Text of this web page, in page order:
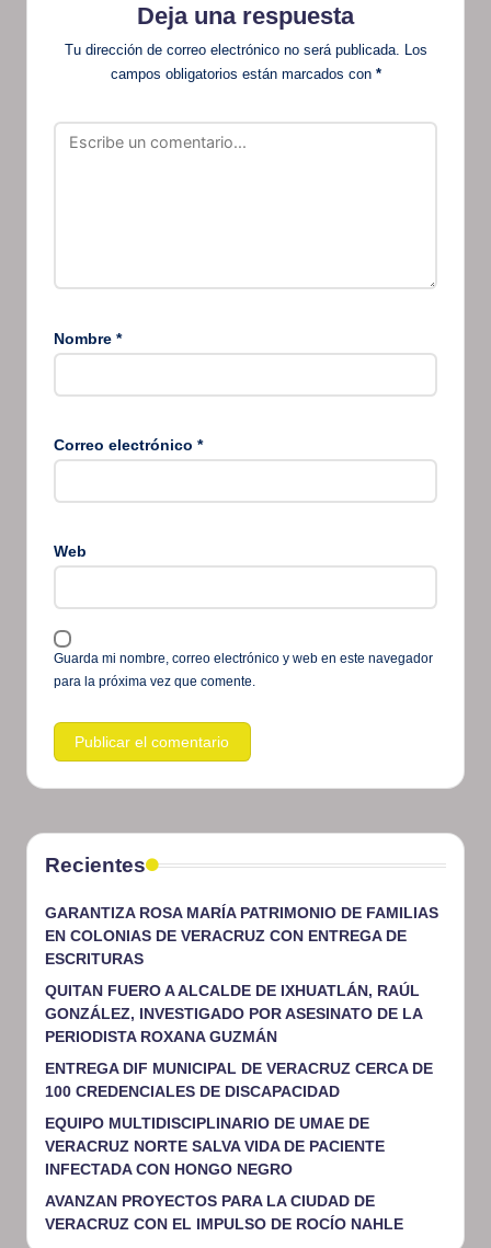
Deja una respuesta
Tu dirección de correo electrónico no será publicada. Los
campos obligatorios están marcados con *
Nombre *
Correo electrónico *
Web
Guarda mi nombre, correo electrónico y web en este navegador
para la próxima vez que comente.
Recientes
GARANTIZA ROSA MARÍA PATRIMONIO DE FAMILIAS
EN COLONIAS DE VERACRUZ CON ENTREGA DE
ESCRITURAS
QUITAN FUERO A ALCALDE DE IXHUATLÁN, RAÚL
GONZÁLEZ, INVESTIGADO POR ASESINATO DE LA
PERIODISTA ROXANA GUZMÁN
ENTREGA DIF MUNICIPAL DE VERACRUZ CERCA DE
100 CREDENCIALES DE DISCAPACIDAD
EQUIPO MULTIDISCIPLINARIO DE UMAE DE
VERACRUZ NORTE SALVA VIDA DE PACIENTE
INFECTADA CON HONGO NEGRO
AVANZAN PROYECTOS PARA LA CIUDAD DE
VERACRUZ CON EL IMPULSO DE ROCÍO NAHLE